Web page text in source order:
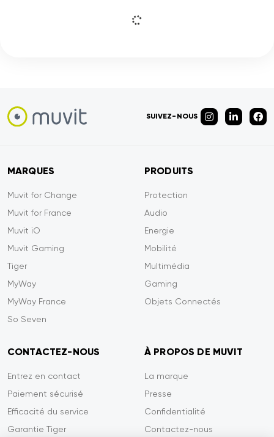
SUIVEZ-NOUS
MARQUES
Muvit for Change
Muvit for France
Muvit iO
Muvit Gaming
Tiger
MyWay
MyWay France
So Seven
PRODUITS
Protection
Audio
Energie
Mobilité
Multimédia
Gaming
Objets Connectés
CONTACTEZ-NOUS
Entrez en contact
Paiement sécurisé
Efficacité du service
Garantie Tiger
À PROPOS DE MUVIT
La marque
Presse
Confidentialité
Contactez-nous